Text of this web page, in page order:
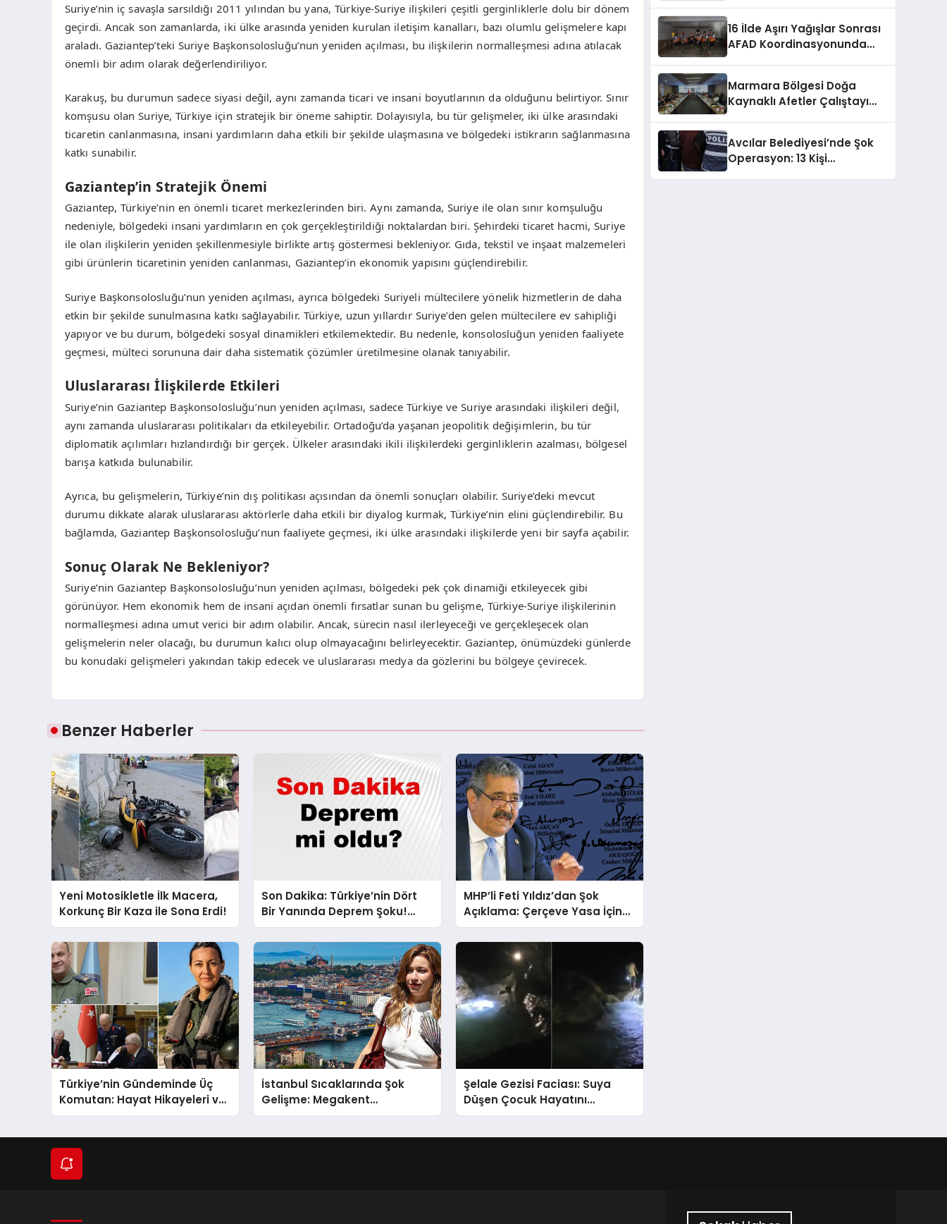
Suriye’nin iç savaşla sarsıldığı 2011 yılından bu yana, Türkiye-Suriye ilişkileri çeşitli gerginliklerle dolu bir dönem
geçirdi. Ancak son zamanlarda, iki ülke arasında yeniden kurulan iletişim kanalları, bazı olumlu gelişmelere kapı
araladı. Gaziantep’teki Suriye Başkonsolosluğu’nun yeniden açılması, bu ilişkilerin normalleşmesi adına atılacak
önemli bir adım olarak değerlendiriliyor.
Karakuş, bu durumun sadece siyasi değil, aynı zamanda ticari ve insani boyutlarının da olduğunu belirtiyor. Sınır
komşusu olan Suriye, Türkiye için stratejik bir öneme sahiptir. Dolayısıyla, bu tür gelişmeler, iki ülke arasındaki
ticaretin canlanmasına, insani yardımların daha etkili bir şekilde ulaşmasına ve bölgedeki istikrarın sağlanmasına
katkı sunabilir.
Gaziantep’in Stratejik Önemi
Gaziantep, Türkiye’nin en önemli ticaret merkezlerinden biri. Aynı zamanda, Suriye ile olan sınır komşuluğu
nedeniyle, bölgedeki insani yardımların en çok gerçekleştirildiği noktalardan biri. Şehirdeki ticaret hacmi, Suriye
ile olan ilişkilerin yeniden şekillenmesiyle birlikte artış göstermesi bekleniyor. Gıda, tekstil ve inşaat malzemeleri
gibi ürünlerin ticaretinin yeniden canlanması, Gaziantep’in ekonomik yapısını güçlendirebilir.
Suriye Başkonsolosluğu’nun yeniden açılması, ayrıca bölgedeki Suriyeli mültecilere yönelik hizmetlerin de daha
etkin bir şekilde sunulmasına katkı sağlayabilir. Türkiye, uzun yıllardır Suriye’den gelen mültecilere ev sahipliği
yapıyor ve bu durum, bölgedeki sosyal dinamikleri etkilemektedir. Bu nedenle, konsolosluğun yeniden faaliyete
geçmesi, mülteci sorununa dair daha sistematik çözümler üretilmesine olanak tanıyabilir.
Uluslararası İlişkilerde Etkileri
Suriye’nin Gaziantep Başkonsolosluğu’nun yeniden açılması, sadece Türkiye ve Suriye arasındaki ilişkileri değil,
aynı zamanda uluslararası politikaları da etkileyebilir. Ortadoğu’da yaşanan jeopolitik değişimlerin, bu tür
diplomatik açılımları hızlandırdığı bir gerçek. Ülkeler arasındaki ikili ilişkilerdeki gerginliklerin azalması, bölgesel
barışa katkıda bulunabilir.
Ayrıca, bu gelişmelerin, Türkiye’nin dış politikası açısından da önemli sonuçları olabilir. Suriye’deki mevcut
durumu dikkate alarak uluslararası aktörlerle daha etkili bir diyalog kurmak, Türkiye’nin elini güçlendirebilir. Bu
bağlamda, Gaziantep Başkonsolosluğu’nun faaliyete geçmesi, iki ülke arasındaki ilişkilerde yeni bir sayfa açabilir.
Sonuç Olarak Ne Bekleniyor?
Suriye’nin Gaziantep Başkonsolosluğu’nun yeniden açılması, bölgedeki pek çok dinamiği etkileyecek gibi
görünüyor. Hem ekonomik hem de insani açıdan önemli fırsatlar sunan bu gelişme, Türkiye-Suriye ilişkilerinin
normalleşmesi adına umut verici bir adım olabilir. Ancak, sürecin nasıl ilerleyeceği ve gerçekleşecek olan
gelişmelerin neler olacağı, bu durumun kalıcı olup olmayacağını belirleyecektir. Gaziantep, önümüzdeki günlerde
bu konudaki gelişmeleri yakından takip edecek ve uluslararası medya da gözlerini bu bölgeye çevirecek.
Benzer Haberler
Yeni Motosikletle İlk Macera,
Korkunç Bir Kaza ile Sona Erdi!
Son Dakika: Türkiye’nin Dört
Bir Yanında Deprem Şoku!
AFAD Verilerine Göre En Son
Hangi İllerde Sallandı?
MHP’li Feti Yıldız’dan Şok
Açıklama: Çerçeve Yasa İçin
430 Tahmin!
Türkiye’nin Gündeminde Üç
Komutan: Hayat Hikayeleri ve
YAŞ Kararları!
İstanbul Sıcaklarında Şok
Gelişme: Megakent
Sağanakla Sarsılıyor!
Şelale Gezisi Faciası: Suya
Düşen Çocuk Hayatını
Kaybetti
16 İlde Aşırı Yağışlar Sonrası
AFAD Koordinasyonunda
Marmara Bölgesi Doğa
Kaynaklı Afetler Çalıştayı
Avcılar Belediyesi’nde Şok
Operasyon: 13 Kişi